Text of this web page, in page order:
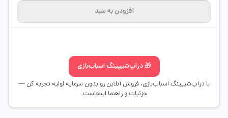
افزودن به سبد
🎁 دراپ‌شیپینگ اسباب‌بازی
با دراپ‌شیپینگ اسباب‌بازی، فروش آنلاین رو بدون سرمایه اولیه تجربه کن —
جزئیات و راهنما اینجاست.